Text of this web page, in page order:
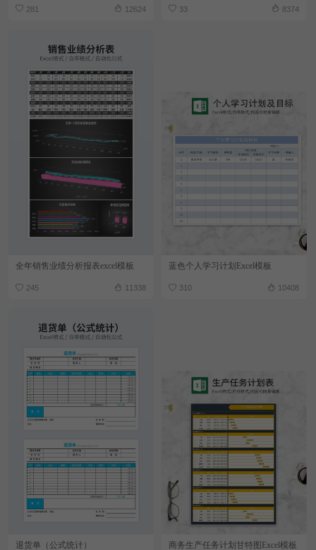
281 12624 33 8374
全年销售业绩分析报表excel模板
245 11338
蓝色个人学习计划Excel模板
310 10408
退货单（公式统计） 商务生产任务计划甘特图Excel模板